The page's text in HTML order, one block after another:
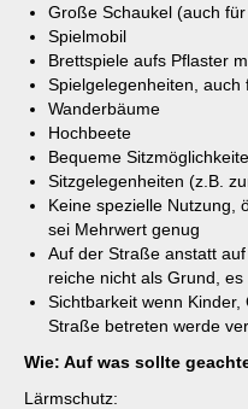
Große Schaukel (auch
Spielmobil
Brettspiele aufs Pflaster
Spielgelegenheiten, auch
Wanderbäume
Hochbeete
Bequeme
Sitzgelegenheiten (z.B.
Keine spezielle Nutzung,
sei Mehrwert genug
Auf der Straße anstatt
reiche nicht als Grund,
Sichtbarkeit wenn
Straße betreten werde
Wie: Auf was sollte
Lärmschutz: